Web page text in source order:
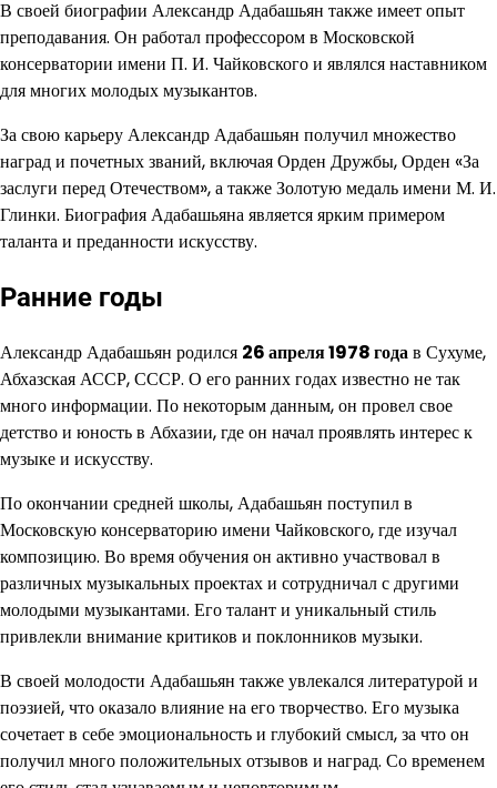
В своей биографии Александр Адабашьян также имеет опыт
преподавания. Он работал профессором в Московской
консерватории имени П. И. Чайковского и являлся наставником
для многих молодых музыкантов.
За свою карьеру Александр Адабашьян получил множество
наград и почетных званий, включая Орден Дружбы, Орден «За
заслуги перед Отечеством», а также Золотую медаль имени М. И.
Глинки. Биография Адабашьяна является ярким примером
таланта и преданности искусству.
Ранние годы
Александр Адабашьян родился 26 апреля 1978 годав Сухуме,
Абхазская АССР, СССР. О его ранних годах известно не так
много информации. По некоторым данным, он провел свое
детство и юность в Абхазии, где он начал проявлять интерес к
музыке и искусству.
По окончании средней школы, Адабашьян поступил в
Московскую консерваторию имени Чайковского, где изучал
композицию. Во время обучения он активно участвовал в
различных музыкальных проектах и сотрудничал с другими
молодыми музыкантами. Его талант и уникальный стиль
привлекли внимание критиков и поклонников музыки.
В своей молодости Адабашьян также увлекался литературой и
поэзией, что оказало влияние на его творчество. Его музыка
сочетает в себе эмоциональность и глубокий смысл, за что он
получил много положительных отзывов и наград. Со временем